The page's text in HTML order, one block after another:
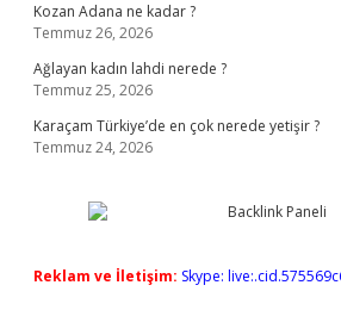
Kozan Adana ne kadar ?
Temmuz 26, 2026
Ağlayan kadın lahdi nerede ?
Temmuz 25, 2026
Karaçam Türkiye’de en çok nerede yetişir ?
Temmuz 24, 2026
Reklam ve İletişim: Skype: